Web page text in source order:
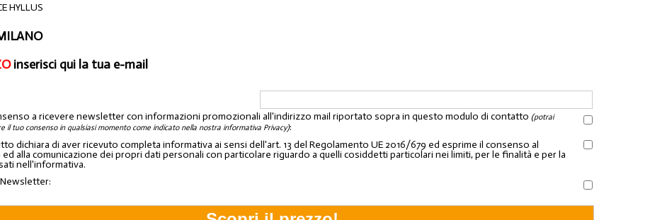
HYLLUS
inserisci qui la tua e-mail
a ricevere newsletter con informazioni promozionali all'indirizzo mail riportato sopra in questo modulo di contatto (potrai
il tuo consenso in qualsiasi momento come indicato nella nostra informativa Privacy):
dichiara di aver ricevuto completa informativa ai sensi dell'art. 13 del Regolamento UE 2016/679 ed esprime il consenso al
alla comunicazione dei propri dati personali con particolare riguardo a quelli cosiddetti particolari nei limiti, per le finalità e per la
nell'informativa.